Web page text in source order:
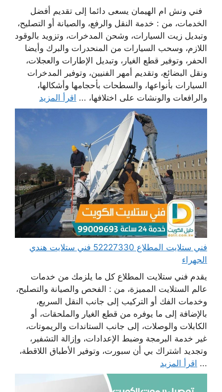
فني ونش ام الهيمان يسعى دائما إلى تقديم أفضل
الخدمات، من : خدمة النقل والرفع، والصيانة أو التصليح،
وتبديل زيت السيارات، وشحن المدخرات، وتزويد بالوقود
اللازم، وسحب السيارات من المنحدرات والبرك وأيضا
الحفر، وتوفير قطع الغيار، وتبديل الإطارات والعجلات،
ونقل البضائع، وتقديم أمهر الفنيين، وتوفير المدخرات
السيارات بأنواعها، والسطحات بأحجامها وأشكالها،
والرافعات والونشات على اختلافها، ... اقرأ المزيد
فني ستلايت المطلاع 52227330 فني ستلايت هندي
الجهراء
يقدم فني ستلايت المطلاع كل ما يلزمك من خدمات
عالم الستلايت المميزة، من : الفحص والصيانة والتصليح،
وخدمات الفك أو التركيب إلى جانب النقل السريع،
بالإضافة إلى ما يوفره من قطع الغيار والملحقات، أو
الكابلات والوصلات، إلى جانب الستاندات والريموتات،
غير خدمة البرمجة وضبط الإعدادات، وإزالة التشفير،
وتجديد اشتراك بي أن سبورت، وتوفير الأطباق اللاقطة،
... اقرأ المزيد